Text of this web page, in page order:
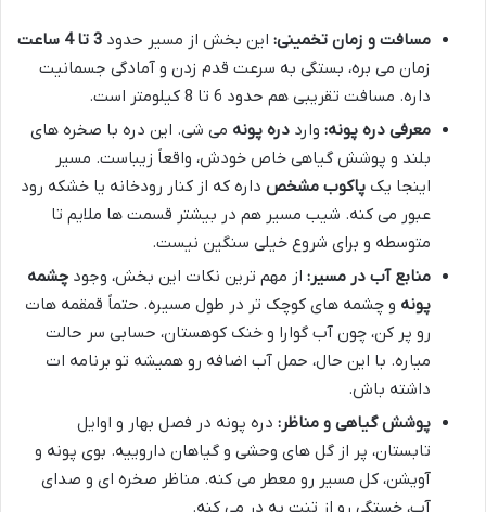
مسافت و زمان تخمینی: این بخش از مسیر حدود 3 تا 4 ساعت
زمان می بره، بستگی به سرعت قدم زدن و آمادگی جسمانیت
داره. مسافت تقریبی هم حدود 6 تا 8 کیلومتر است.
معرفی دره پونه: وارد دره پونه می شی. این دره با صخره های
بلند و پوشش گیاهی خاص خودش، واقعاً زیباست. مسیر
اینجا یک پاکوب مشخص داره که از کنار رودخانه یا خشکه رود
عبور می کنه. شیب مسیر هم در بیشتر قسمت ها ملایم تا
متوسطه و برای شروع خیلی سنگین نیست.
منابع آب در مسیر: از مهم ترین نکات این بخش، وجود چشمه
پونه و چشمه های کوچک تر در طول مسیره. حتماً قمقمه هات
رو پر کن، چون آب گوارا و خنک کوهستان، حسابی سر حالت
میاره. با این حال، حمل آب اضافه رو همیشه تو برنامه ات
داشته باش.
پوشش گیاهی و مناظر: دره پونه در فصل بهار و اوایل
تابستان، پر از گل های وحشی و گیاهان داروییه. بوی پونه و
آویشن، کل مسیر رو معطر می کنه. مناظر صخره ای و صدای